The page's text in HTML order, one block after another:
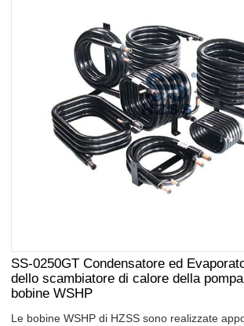
SS-0250GT Condensatore ed
dello scambiatore di calore della
bobine WSHP
Le bobine WSHP di HZSS sono realizzate